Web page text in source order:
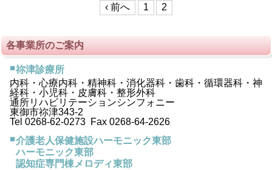
‹ 前へ 1 2
各事業所のご案内
祢津診療所
内科・心療内科・精神科・消化器科・歯科・循環器科・神
経科・小児科・皮膚科・整形外科
通所リハビリテーションシンフォニー
東御市祢津343-2
Tel 0268-62-0273 Fax 0268-64-2626
介護老人保健施設ハーモニック東部
ハーモニック東部
認知症専門棟メロディ東部